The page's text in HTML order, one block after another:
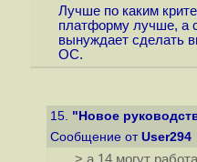
Лучше по каким
платформу лучше, а
вынуждает сделать
ОС.
15. "Новое
Сообщение от User294